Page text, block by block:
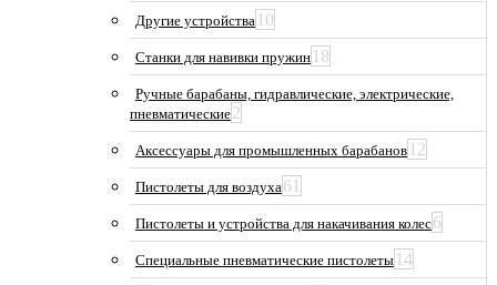
Другие устройства 10
Станки для навивки пружин 18
Ручные барабаны, гидравлические, электрические,
пневматические2
Аксессуары для промышленных барабанов 12
Пистолеты для воздуха61
Пистолеты и устройства для накачивания колес6
Специальные пневматические пистолеты 14